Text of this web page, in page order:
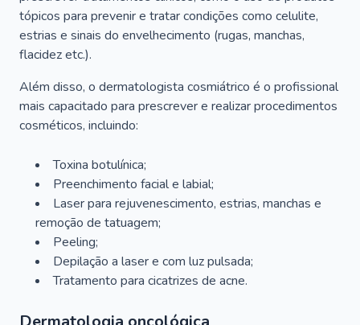
tópicos para prevenir e tratar condições como celulite,
estrias e sinais do envelhecimento (rugas, manchas,
flacidez etc.).
Além disso, o dermatologista cosmiátrico é o profissional
mais capacitado para prescrever e realizar procedimentos
cosméticos, incluindo:
Toxina botulínica;
Preenchimento facial e labial;
Laser para rejuvenescimento, estrias, manchas e
remoção de tatuagem;
Peeling;
Depilação a laser e com luz pulsada;
Tratamento para cicatrizes de acne.